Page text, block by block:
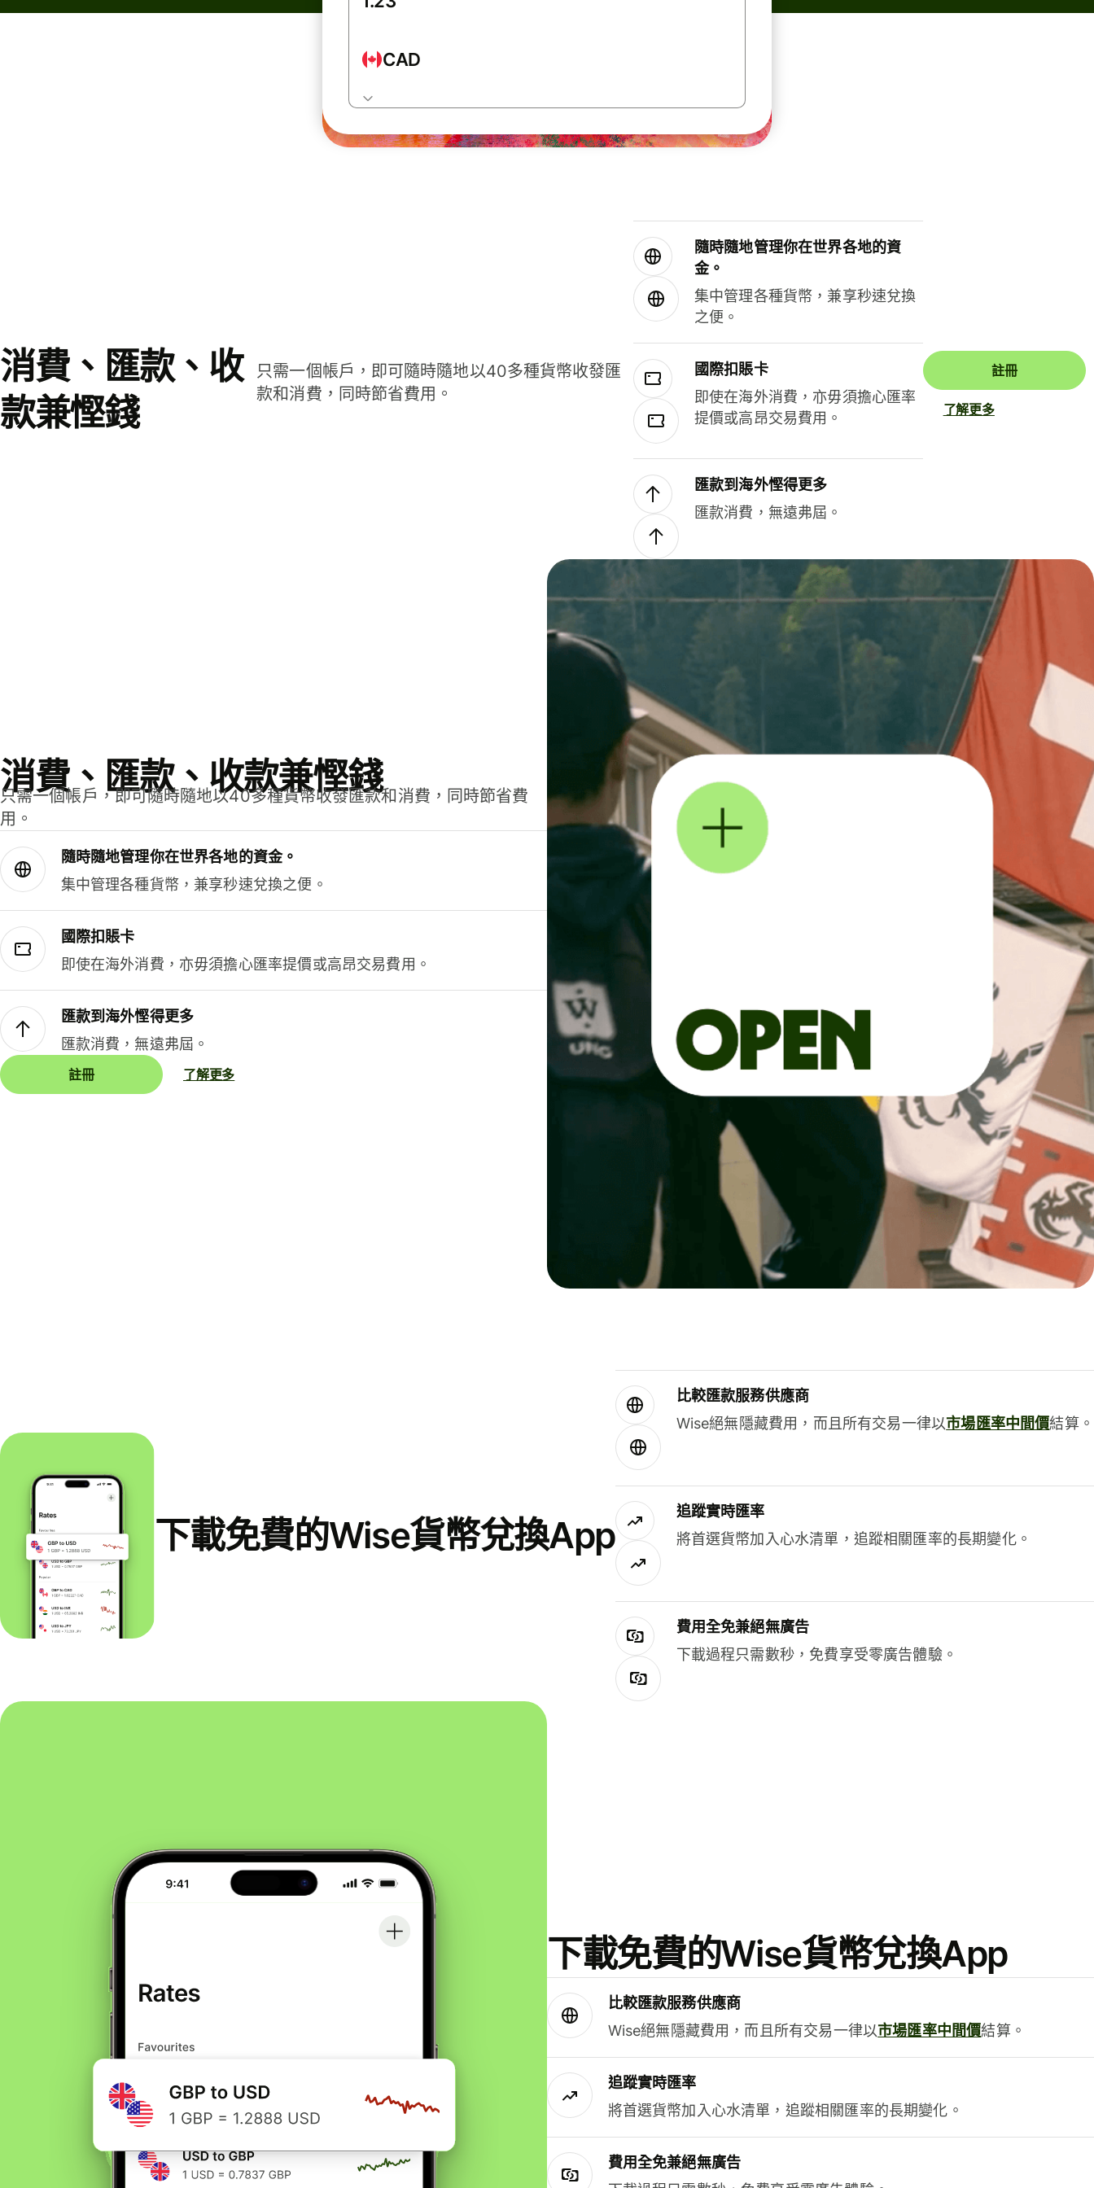
CAD
消費、匯款、收
款兼慳錢
只需一個帳戶，即可隨時隨地以40多種貨幣收發匯
款和消費，同時節省費用。
隨時隨地管理你在世界各地的資
金。
集中管理各種貨幣，兼享秒速兌換
之便。
國際扣賬卡
即使在海外消費，亦毋須擔心匯率
提價或高昂交易費用。
匯款到海外慳得更多
匯款消費，無遠弗屆。
註冊
了解更多
消費、匯款、收款兼慳錢
只需一個帳戶，即可隨時隨地以40多種貨幣收發匯款和消費，同時節省費
用。
隨時隨地管理你在世界各地的資金。
集中管理各種貨幣，兼享秒速兌換之便。
國際扣賬卡
即使在海外消費，亦毋須擔心匯率提價或高昂交易費用。
匯款到海外慳得更多
匯款消費，無遠弗屆。
註冊 了解更多
下載免費的Wise貨幣兌換App
比較匯款服務供應商
Wise絕無隱藏費用，而且所有交易一律以市場匯率中間價結算。
追蹤實時匯率
將首選貨幣加入心水清單，追蹤相關匯率的長期變化。
費用全免兼絕無廣告
下載過程只需數秒，免費享受零廣告體驗。
下載免費的Wise貨幣兌換App
比較匯款服務供應商
Wise絕無隱藏費用，而且所有交易一律以市場匯率中間價結算。
追蹤實時匯率
將首選貨幣加入心水清單，追蹤相關匯率的長期變化。
費用全免兼絕無廣告